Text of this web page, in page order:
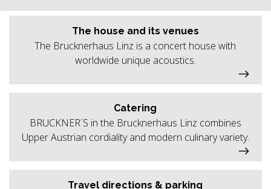
The house and its venues
The Brucknerhaus Linz is a concert house with
worldwide unique acoustics.
Catering
BRUCKNER´S in the Brucknerhaus Linz combines
Upper Austrian cordiality and modern culinary variety.
Travel directions & parking